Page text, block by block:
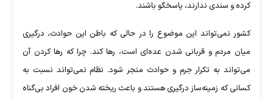
کرده و سندی ندارند، پاسخگو باشند.
کشور نمی‌تواند این موضوع را در حالی که باطن این حوادث، درگیری
میان مردم و قربانی شدن عده‌ای است، رها کند. چرا که رها کردن آن
می‌تواند به تکرار جرم و حوادث منجر شود. نظام نمی‌تواند نسبت به
کسانی که زمینه‌ساز درگیری هستند و باعث ریخته شدن خون افراد بی‌گناه